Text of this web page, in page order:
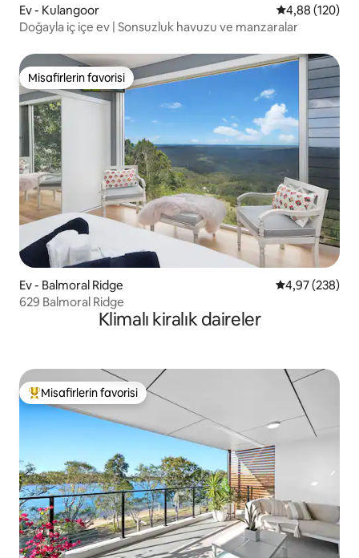
Ev - Kulangoor 5 üzerinden
4,88 (120)
Doğayla iç içe ev | Sonsuzluk havuzu ve manzaralar
Misafirlerin favorisi
Misafirlerin favorisi
Ev - Balmoral Ridge 5 üzerinden
4,97 (238)
629 Balmoral Ridge
Klimalı kiralık daireler
Misafirlerin favorilerinden en beğenilenler arasında
Misafirlerin favorisi